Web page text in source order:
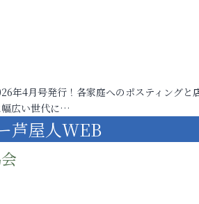
年4月号発行！各家庭へのポスティングと
幅広い世代に…
芦屋人WEB